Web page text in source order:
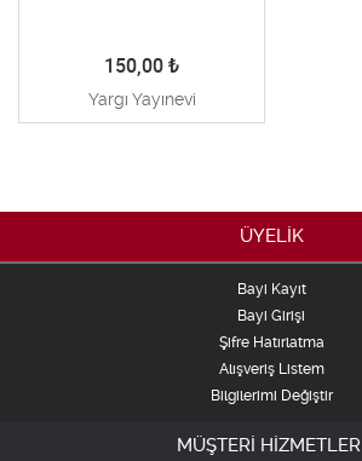
150,00 ₺
Yargı Yayınevi
ÜYELİK
Bayi Kayıt
Bayi Girişi
Şifre Hatırlatma
Alışveriş Listem
Bilgilerimi Değiştir
MÜŞTERİ